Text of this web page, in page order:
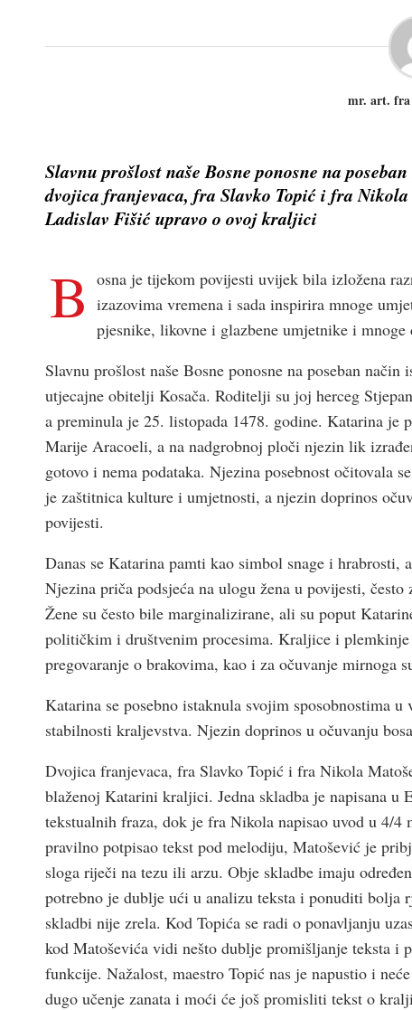
mr. art. fra
Slavnu prošlost naše Bosne ponosne na
dvojica franjevaca, fra Slavko Topić i fra
Ladislav Fišić upravo o ovoj kraljici
B osna je tijekom povijesti uvijek bila izložena
izazovima vremena i sada inspirira mnoge
pjesnike, likovne i glazbene umjetnike i
Slavnu prošlost naše Bosne ponosne na poseban
utjecajne obitelji Kosača. Roditelji su joj herceg
a preminula je 25. listopada 1478. godine. Katarina je
Marije Aracoeli, a na nadgrobnoj ploči njezin lik
gotovo i nema podataka. Njezina posebnost
je zaštitnica kulture i umjetnosti, a njezin doprinos
povijesti.
Danas se Katarina pamti kao simbol snage i hrabrosti,
Njezina priča podsjeća na ulogu žena u povijesti,
Žene su često bile marginalizirane, ali su poput
političkim i društvenim procesima. Kraljice i
pregovaranje o brakovima, kao i za očuvanje
Katarina se posebno istaknula svojim sposobnostima
stabilnosti kraljevstva. Njezin doprinos u očuvanju
Dvojica franjevaca, fra Slavko Topić i fra Nikola
blaženoj Katarini kraljici. Jedna skladba je napisana u
tekstualnih fraza, dok je fra Nikola napisao uvod u 4/
pravilno potpisao tekst pod melodiju, Matošević je
sloga riječi na tezu ili arzu. Obje skladbe imaju
potrebno je dublje ući u analizu teksta i ponuditi bolja
skladbi nije zrela. Kod Topića se radi o ponavljanju
kod Matoševića vidi nešto dublje promišljanje teksta i
funkcije. Nažalost, maestro Topić nas je napustio i
dugo učenje zanata i moći će još promisliti tekst o